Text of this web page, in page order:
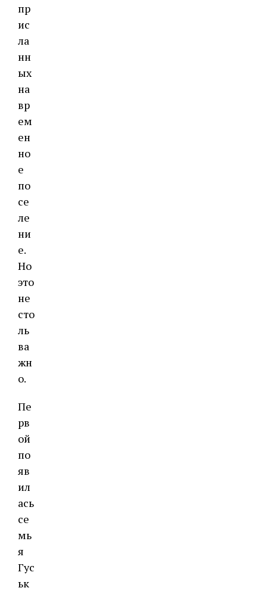
пр
ис
ла
нн
ых
на
вр
ем
ен
но
е
по
се
ле
ни
е.
Но
это
не
сто
ль
ва
жн
о.
Пе
рв
ой
по
яв
ил
ась
се
мь
я
Гус
ьк